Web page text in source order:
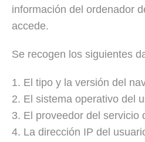
información del ordenador
accede.
Se recogen los siguientes
1. El tipo y la versión del
2. El sistema operativo del
3. El proveedor del servicio
4. La dirección IP del